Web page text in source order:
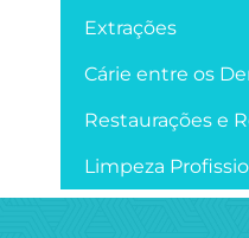
Extrações
Cárie entre os
Restaurações e
Limpeza